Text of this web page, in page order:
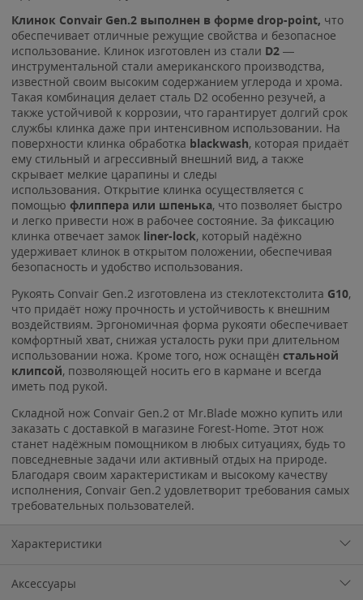
Клинок Convair Gen.2 выполнен в форме drop-point, что
обеспечивает отличные режущие свойства и безопасное
использование. Клинок изготовлен из стали D2 —
инструментальной стали американского производства,
известной своим высоким содержанием углерода и хрома.
Такая комбинация делает сталь D2 особенно резучей, а
также устойчивой к коррозии, что гарантирует долгий срок
службы клинка даже при интенсивном использовании. На
поверхности клинка обработка blackwash, которая придаёт
ему стильный и агрессивный внешний вид, а также
скрывает мелкие царапины и следы
использования. Открытие клинка осуществляется с
помощью флиппера или шпенька, что позволяет быстро
и легко привести нож в рабочее состояние. За фиксацию
клинка отвечает замок liner-lock, который надёжно
удерживает клинок в открытом положении, обеспечивая
безопасность и удобство использования.
Рукоять Convair Gen.2 изготовлена из стеклотекстолита G10,
что придаёт ножу прочность и устойчивость к внешним
воздействиям. Эргономичная форма рукояти обеспечивает
комфортный хват, снижая усталость руки при длительном
использовании ножа. Кроме того, нож оснащён стальной
клипсой, позволяющей носить его в кармане и всегда
иметь под рукой.
Складной нож Convair Gen.2 от Mr.Blade можно купить или
заказать с доставкой в магазине Forest-Home. Этот нож
станет надёжным помощником в любых ситуациях, будь то
повседневные задачи или активный отдых на природе.
Благодаря своим характеристикам и высокому качеству
исполнения, Convair Gen.2 удовлетворит требования самых
требовательных пользователей.
Характеристики
Аксессуары